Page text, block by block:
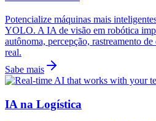
Potencialize máquinas mais
YOLO. A IA de visão em robótica
autônoma, percepção, rastreamento
real.
Sabe mais
IA na Logística